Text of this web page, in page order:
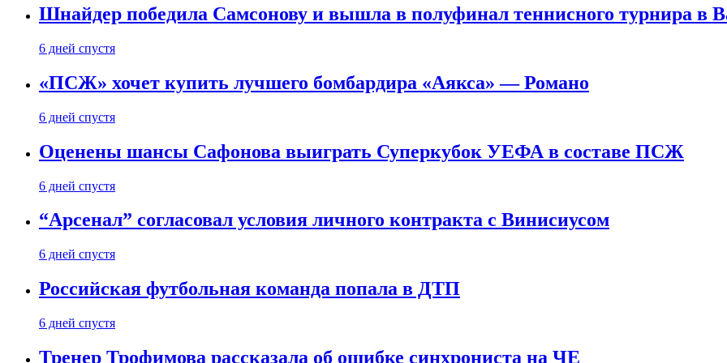
Шнайдер победила Самсонову и вышла в полуфинал теннисного турнира в
6 дней спустя
«ПСЖ» хочет купить лучшего бомбардира «Аякса» — Романо
6 дней спустя
Оценены шансы Сафонова выиграть Суперкубок УЕФА в составе ПСЖ
6 дней спустя
“Арсенал” согласовал условия личного контракта с Винисиусом
6 дней спустя
Российская футбольная команда попала в ДТП
6 дней спустя
Тренер Трофимова рассказала об ошибке синхрониста на ЧЕ